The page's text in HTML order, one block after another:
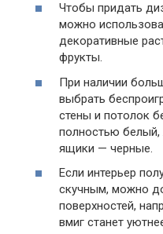
Чтобы придать
можно
декоративные
фрукты.
При наличии
выбрать
стены и потолок
полностью
ящики — черные.
Если интерьер
скучным, можно
поверхностей,
вмиг станет